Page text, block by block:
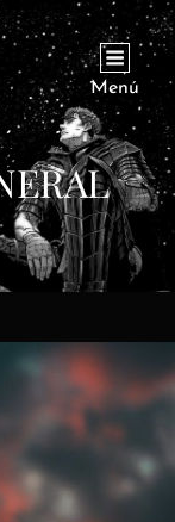
Menú